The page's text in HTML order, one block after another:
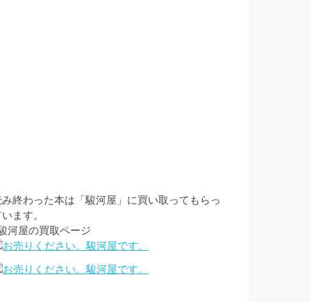
み終わった本は「駿河屋」に買い取ってもらっ
ます。
河屋の買取ページ